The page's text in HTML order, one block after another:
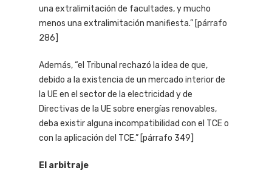
una extralimitación de facultades, y mucho
menos una extralimitación manifiesta.” [párrafo
286]
Además, “el Tribunal rechazó la idea de que,
debido a la existencia de un mercado interior de
la UE en el sector de la electricidad y de
Directivas de la UE sobre energías renovables,
deba existir alguna incompatibilidad con el TCE o
con la aplicación del TCE.” [párrafo 349]
El arbitraje